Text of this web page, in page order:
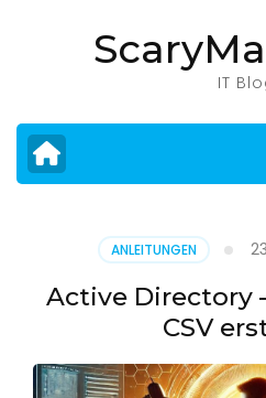
drücken)
IT
ANLEITUNGEN
Active Directory
CSV